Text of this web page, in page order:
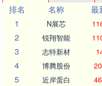
排名
名称 最
1
N展芯
2 锐翔智能
3 志特新材
4 博腾股份
5 近岸蛋白